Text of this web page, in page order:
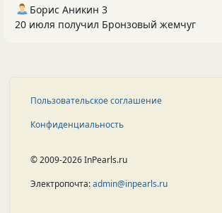
Борис Аникин 3
20 июля получил Бронзовый жемчуг
Пользовательское соглашение
Конфиденциальность
© 2009-2026 InPearls.ru
Электропочта:admin@inpearls.ru